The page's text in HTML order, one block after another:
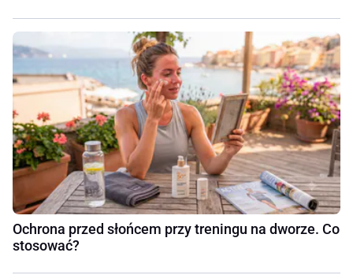
Ochrona przed słońcem przy treningu na dworze. Co
stosować?